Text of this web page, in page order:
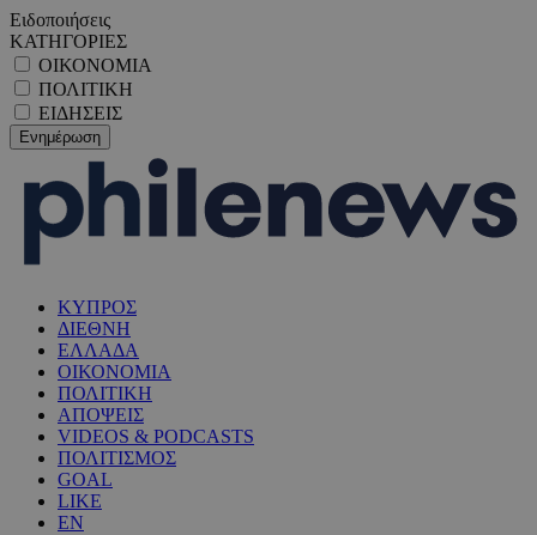
Ειδοποιήσεις
ΚΑΤΗΓΟΡΙΕΣ
ΟΙΚΟΝΟΜΙΑ
ΠΟΛΙΤΙΚΗ
ΕΙΔΗΣΕΙΣ
ΚΥΠΡΟΣ
ΔΙΕΘΝΗ
ΕΛΛΑΔΑ
ΟΙΚΟΝΟΜΙΑ
ΠΟΛΙΤΙΚΗ
ΑΠΟΨΕΙΣ
VIDEOS & PODCASTS
ΠΟΛΙΤΙΣΜΟΣ
GOAL
LIKE
EN